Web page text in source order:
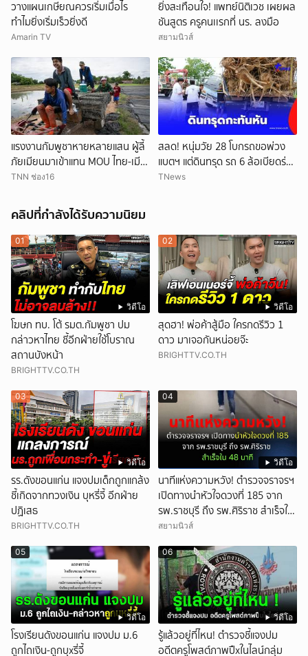
วางแผนเกษียณควรเริ่มเมื่อไร
ทำไมยิ่งเริ่มเร็วยิ่งดี
Amarin TV
ยิ่งสะเทือนใจ! แพทย์นิติเวช เผยผล
ชันสูตร ครูคนเเรกที่ นร. ลงมือ
สยามนิวส์
แรงงานกัมพูชาหายหลายแสน ผู้ลี้
ภัยเมียนมาเข้าแทน MOU ไทย-เมีย
นมาจะเปิดทางแค่ไหน
TNN ช่อง16
สลด! หนุ่มวัย 28 โบกรถขอพ่วง
แบตฯ แต่ดินทรุด รถ 6 ล้อเบียดร่าง
ดับ
TNews
คลิปที่กำลังได้รับความนิยม
วิดีโอ
01
โฆษก ทบ. โต้ รมต.กัมพูชา ปม
กล่าวหาไทย ชี้อีกฝ่ายใช้โบราณ
สถานบังหน้า
BRIGHTTV.CO.TH
วิดีโอ
02
สุดฮา! พ่อค้าสู้มือ ใครกดรีวิว 1
ดาว มาเจอกันหน่อยจ๊ะ
BRIGHTTV.CO.TH
วิดีโอ
03
รร.ดังขอนแก่น แจงปมเด็กถูกแกล้ง
ชี้เกิดจากทวงเงิน บุหรี่จี้ อีกฝ่าย
ปฏิเสธ
BRIGHTTV.CO.TH
วิดีโอ
04
นาทีแห่งความหวัง! ตำรวจจราจรฯ
เปิดทางนำหัวใจดวงที่ 185 จาก
รพ.ราชบุรี ถึง รพ.ศิริราช สำเร็จใน
48 นาที
สยามนิวส์
วิดีโอ
05
โรงเรียนดังขอนแก่น แจงปม ม.6
ถูกไถเงิน-ถูกบุxรี่จี้
วิดีโอ
06
รู้แล้วอยู่ที่ไหน! ตำรวจชี้แจงปม
อดีตครูโพสต์ภาพปืxในไลน์กลุ่ม